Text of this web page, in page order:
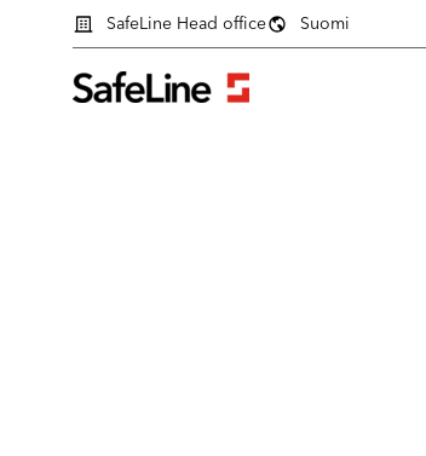
SafeLine Head office Suomi
Kirjautumislomake